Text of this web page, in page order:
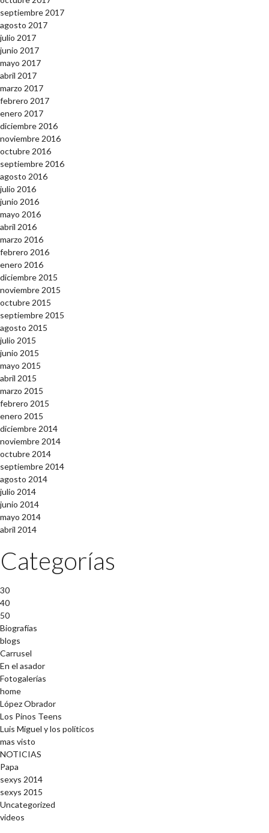
septiembre 2017
agosto 2017
julio 2017
junio 2017
mayo 2017
abril 2017
marzo 2017
febrero 2017
enero 2017
diciembre 2016
noviembre 2016
octubre 2016
septiembre 2016
agosto 2016
julio 2016
junio 2016
mayo 2016
abril 2016
marzo 2016
febrero 2016
enero 2016
diciembre 2015
noviembre 2015
octubre 2015
septiembre 2015
agosto 2015
julio 2015
junio 2015
mayo 2015
abril 2015
marzo 2015
febrero 2015
enero 2015
diciembre 2014
noviembre 2014
octubre 2014
septiembre 2014
agosto 2014
julio 2014
junio 2014
mayo 2014
abril 2014
Categorías
30
40
50
Biografías
blogs
Carrusel
En el asador
Fotogalerías
home
López Obrador
Los Pinos Teens
Luis Miguel y los políticos
mas visto
NOTICIAS
Papa
sexys 2014
sexys 2015
Uncategorized
videos